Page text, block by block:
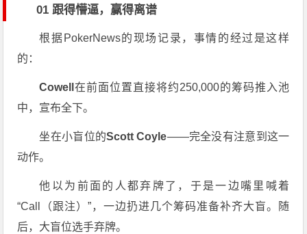
01 跟得懵逼，赢得离谱
根据PokerNews的现场记录，事情的经过是这样
的：
Cowell 在前面位置直接将约250,000的筹码推入池
中，宣布全下。
坐在小盲位的Scott Coyle——完全没有注意到这一
动作。
他以为前面的人都弃牌了，于是一边嘴里喊着
“Call（跟注）”，一边扔进几个筹码准备补齐大盲。随
后，大盲位选手弃牌。